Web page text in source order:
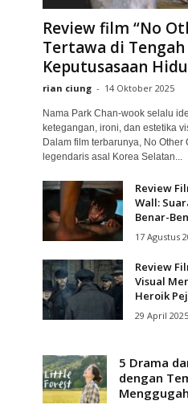
Review film “No
Tertawa di Tengah
Keputusasaan
rian ciung - 14 Oktober 2025
Nama Park Chan-wook selalu
ketegangan, ironi, dan estetika
Dalam film terbarunya, No Other
legendaris asal Korea Selatan...
Review
Wall:
Benar-
17 Agustus
Review
Visual
Heroik
29 April 2025
5 Drama
dengan